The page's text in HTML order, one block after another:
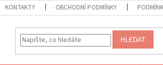
KONTAKTY OBCHODNÍ PODMÍNKY
HLEDAT